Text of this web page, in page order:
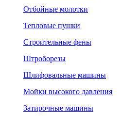
Отбойные молотки
Тепловые пушки
Строительные фены
Штроборезы
Шлифовальные машины
Мойки высокого давления
Затирочные машины